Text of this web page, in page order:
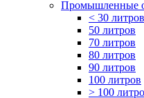
Промышленные
< 30 литров
50 литров
70 литров
80 литров
90 литров
100 литров
> 100